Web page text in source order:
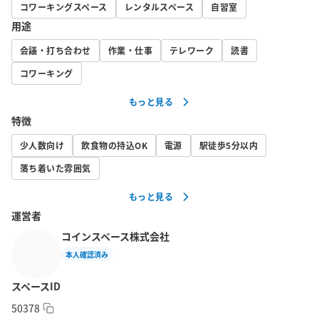
🏢 施設紹介
飲食物のお持込も可能で、出入りも自由なため、短時間から長時
間まで快適にお過ごしいただけます。
10:00〜22:00
30分：220円～
1日：1650円（4時間以上のご利用で最大料金が適用されます）
🪑 座席について
予約確定後にSPACEEのメッセージ機能から座席番号が通知されま
す。指定の座席をご利用ください。
※個室・複数席はご利用いただけません。
コワーキングスペース レンタルスペース 自習室
用途
会議・打ち合わせ 作業・仕事 テレワーク
読書
コワーキング
もっと見る
特徴
少人数向け 飲食物の持込OK 電源
駅徒歩5分以内
落ち着いた雰囲気
もっと見る
運営者
コインスペース株式会社
本人確認済み
スペースID
50378